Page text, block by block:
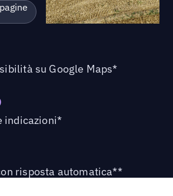
su Google Maps*
indicazioni*
risposta automatica**